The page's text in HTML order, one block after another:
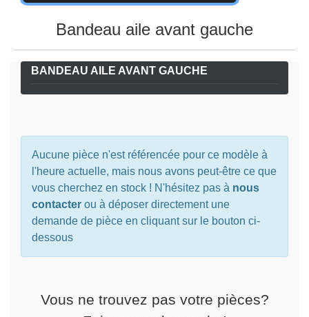
Bandeau aile avant gauche
BANDEAU AILE AVANT GAUCHE
Aucune pièce n'est référencée pour ce modèle à
l'heure actuelle, mais nous avons peut-être ce que
vous cherchez en stock ! N'hésitez pas à nous
contacter ou à déposer directement une
demande de pièce en cliquant sur le bouton ci-
dessous
Vous ne trouvez pas votre pièces?